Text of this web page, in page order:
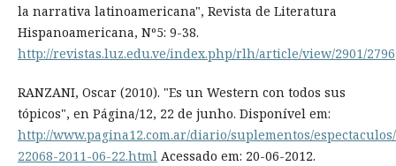
la narrativa latinoamericana", Revista de Literatura
Hispanoamericana, Nº5: 9-38.
http://revistas.luz.edu.ve/index.php/rlh/article/view/2901/2796
RANZANI, Oscar (2010). "Es un Western con todos sus
tópicos", en Página/12, 22 de junho. Disponível em:
http://www.pagina12.com.ar/diario/suplementos/
22068-2011-06-22.htmlAcessado em: 20-06-2012.